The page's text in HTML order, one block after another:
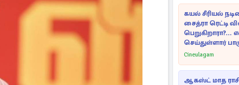
கயல் சீரியல்
சைத்ரா ரெட்டி
பெறுகிறாரா?...
செய்துள்ளார்
Cineulagam
ஆகஸ்ட் மாத